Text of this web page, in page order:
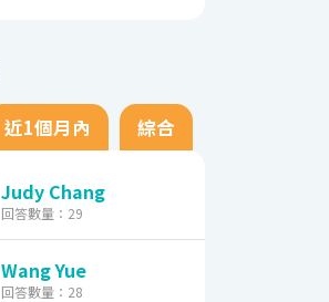
近1個月內 綜合
Judy Chang
回答數量：29
Wang Yue
回答數量：28